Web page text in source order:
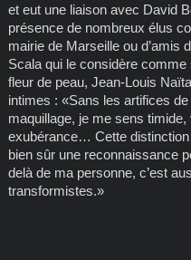
et eut une liaison avec David
présence de nombreux élus
mairie de Marseille ou d’amis
Scala qui le considère
fleur de peau, Jean-Louis
intimes : «Sans les artifices
maquillage, je me sens
exubérance… Cette distinction
bien sûr une reconnaissance
delà de ma personne, c’est
transformistes.»